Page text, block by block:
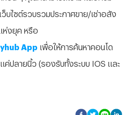
เว็บไซต์รวบรวมประกาศขาย/เช่าอสัง
ห่งยุค หรือ
App เพื่อให้การค้นหาคอนโด
ค่ปลายนิ้ว (รองรับทั้งระบบ IOS และ